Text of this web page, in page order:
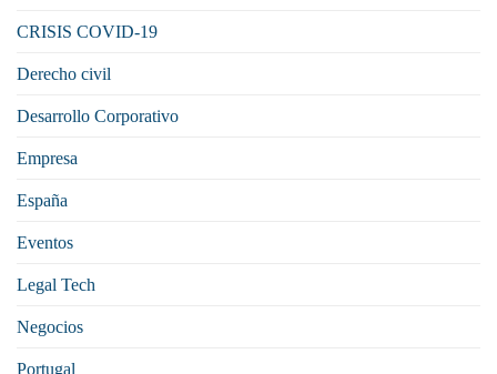
CRISIS COVID-19
Derecho civil
Desarrollo Corporativo
Empresa
España
Eventos
Legal Tech
Negocios
Portugal